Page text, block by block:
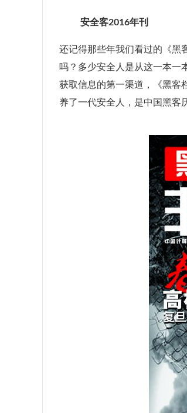
安全客2016年刊
还记得那些年我们看过的《黑
吗？多少安全人是从这一本一
获取信息的第一渠道，《黑客
养了一代安全人，是中国黑客